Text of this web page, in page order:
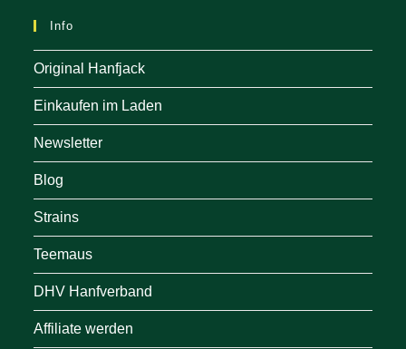
Info
Original Hanfjack
Einkaufen im Laden
Newsletter
Blog
Strains
Teemaus
DHV Hanfverband
Affiliate werden